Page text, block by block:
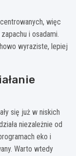
więc
i osadami.
wyraziste, lepiej
się już w niskich
niezależnie od
eko i
Warto wtedy